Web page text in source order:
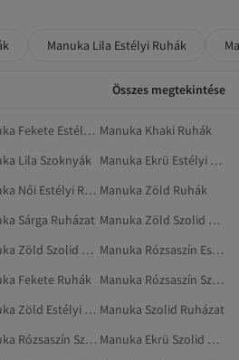
Manuka Lila Estélyi Ruhák
Összes megtekintése
Manuka Fekete Estélyi Ruhák Manuka Khaki Ruhák
Lila Szoknyák
Manuka Ekrü Estélyi Ruhák
Manuka Női Estélyi Ruhák Manuka Zöld Ruhák
Sárga Ruházat
Manuka Zöld Szolid Ruhák
Manuka Zöld Szolid Ruházat
Manuka Rózsaszín Estélyi Ruhák
Fekete Ruhák
Manuka Rózsaszín Szolid Ruházat
Manuka Zöld Estélyi És Báli Ruhák Manuka Szolid Ruházat
Manuka Rózsaszín Szolid Ruhák
Manuka Ekrü Szolid Ruházat